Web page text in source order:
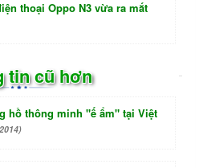
thoại Oppo N3 vừa ra mắt
tin cũ hơn
hồ thông minh "ế ẩm" tại Việt